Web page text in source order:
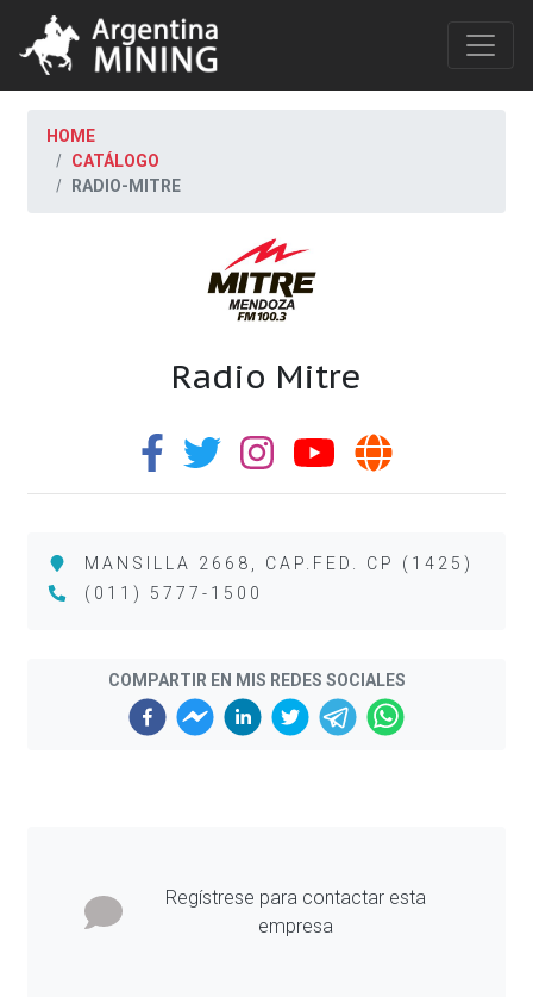
HOME
CATÁLOGO
RADIO-MITRE
Radio Mitre
MANSILLA 2668, CAP.FED. CP (1425)
(011) 5777-1500
COMPARTIR EN MIS REDES SOCIALES
Regístrese para contactar esta
empresa